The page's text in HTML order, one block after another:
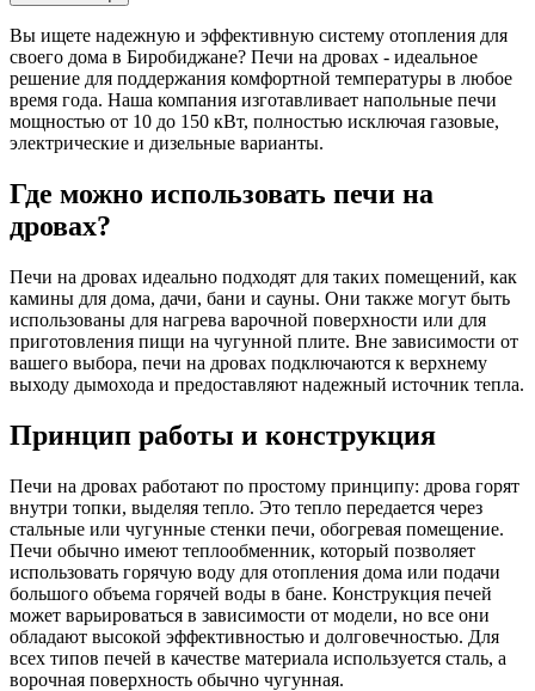
Вы ищете надежную и эффективную систему отопления для
своего дома в Биробиджане? Печи на дровах - идеальное
решение для поддержания комфортной температуры в любое
время года. Наша компания изготавливает напольные печи
мощностью от 10 до 150 кВт, полностью исключая газовые,
электрические и дизельные варианты.
Где можно использовать печи на
дровах?
Печи на дровах идеально подходят для таких помещений, как
камины для дома, дачи, бани и сауны. Они также могут быть
использованы для нагрева варочной поверхности или для
приготовления пищи на чугунной плите. Вне зависимости от
вашего выбора, печи на дровах подключаются к верхнему
выходу дымохода и предоставляют надежный источник тепла.
Принцип работы и конструкция
Печи на дровах работают по простому принципу: дрова горят
внутри топки, выделяя тепло. Это тепло передается через
стальные или чугунные стенки печи, обогревая помещение.
Печи обычно имеют теплообменник, который позволяет
использовать горячую воду для отопления дома или подачи
большого объема горячей воды в бане. Конструкция печей
может варьироваться в зависимости от модели, но все они
обладают высокой эффективностью и долговечностью. Для
всех типов печей в качестве материала используется сталь, а
ворочная поверхность обычно чугунная.